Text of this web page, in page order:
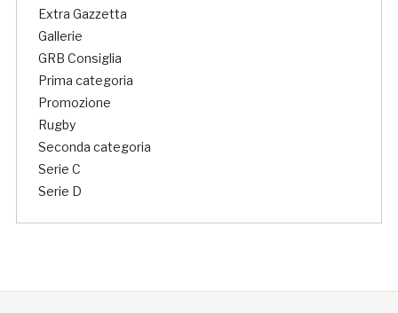
Extra Gazzetta
Gallerie
GRB Consiglia
Prima categoria
Promozione
Rugby
Seconda categoria
Serie C
Serie D